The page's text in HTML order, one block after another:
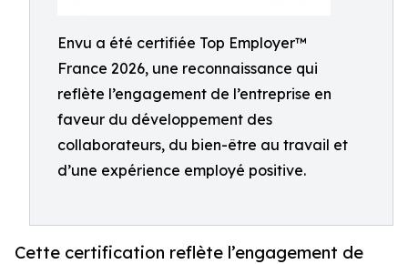
Envu a été certifiée Top Employer™️
France 2026, une reconnaissance qui
reflète l’engagement de l’entreprise en
faveur du développement des
collaborateurs, du bien-être au travail et
d’une expérience employé positive.
Cette certification reflète l’engagement de